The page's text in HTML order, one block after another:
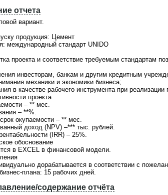
По любой
сможем
для
+7(495)920-
Ответ:
В зависимости от целей, которые стоят
исследование решает разные задачи.
увидеть объективную картину рынка,
уточнить Ваше представление о
потребителях и конкурентах,
значимые решения, опираясь на факты.
6198, +7(903)799-6121
отчета
вариант.
продукция: Цемент
международный стандарт UNIDO
проекта и соответствие требуемым стандартам
инвесторам, банкам и другим кредитным
механики и экономики бизнеса;
в качестве рабочего инструмента при реализации
проекта
– ** мес.
– **%.
окупаемости – ** мес.
доход (NPV) –*** тыс. рублей.
(IRR) – 25%.
обоснование
в EXCEL в финансовой модели.
дорабатывается в соответствии с
плана: 15 рабочих дней.
содержание отчёта